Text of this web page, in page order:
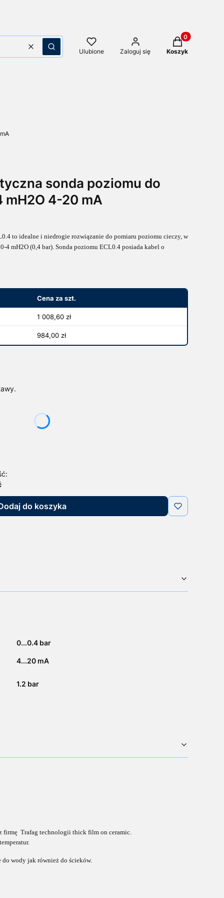
WyczyśćSzukaj Ulubione Zaloguj się
Produkty w
Koszyk
sonda poziomu do
4-20 mA
to idealne i niedrogie rozwiązanie do pomiaru poziomu cieczy, w
4 mH2O (0,4 bar). Sonda poziomu ECL0.4 posiada kabel o
Cena za szt.
1 008,60 zł
984,00 zł
się ceną
do koszyka
0...0.4 bar
4...20 mA
1.2 bar
firmę Trafag technologii thick film on ceramic.
wody jak również do ścieków.